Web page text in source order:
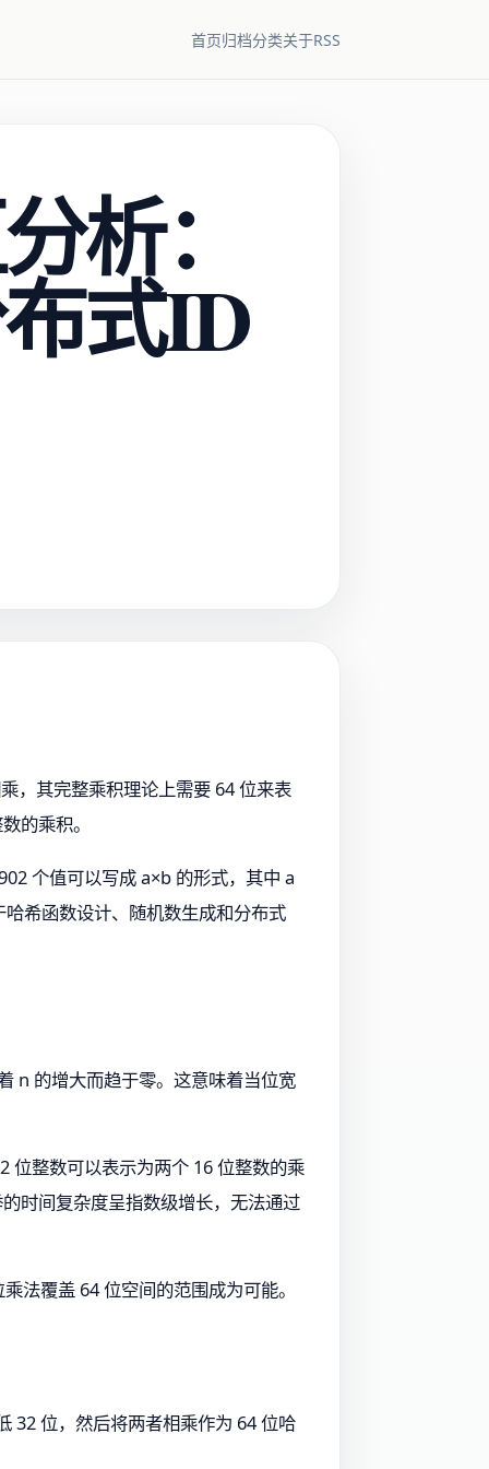
首页归档分类关于RSS
析：
式ID
，其完整乘积理论上需要 64 位来表
的乘积。
个值可以写成 a×b 的形式，其中 a
希函数设计、随机数生成和分布式
n 的增大而趋于零。这意味着当位宽
位整数可以表示为两个 16 位整数的乘
时间复杂度呈指数级增长，无法通过
法覆盖 64 位空间的范围成为可能。
32 位，然后将两者相乘作为 64 位哈